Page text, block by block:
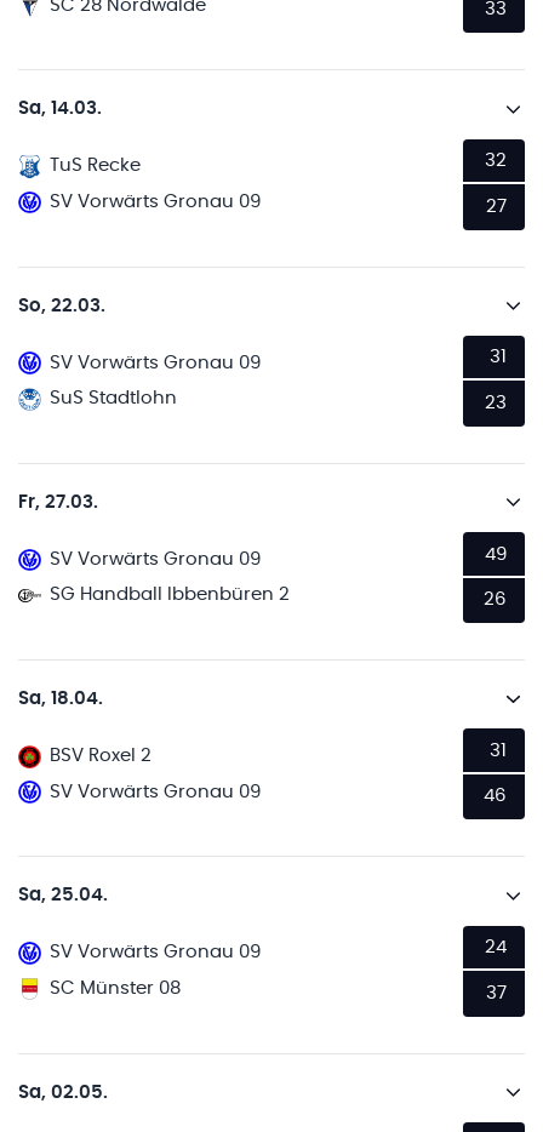
SC 28 Nordwalde
33
Sa, 14.03.
TuS Recke
SV Vorwärts Gronau 09
32
27
So, 22.03.
SV Vorwärts Gronau 09
SuS Stadtlohn
31
23
Fr, 27.03.
SV Vorwärts Gronau 09
SG Handball Ibbenbüren 2
49
26
Sa, 18.04.
BSV Roxel 2
SV Vorwärts Gronau 09
31
46
Sa, 25.04.
SV Vorwärts Gronau 09
SC Münster 08
24
37
Sa, 02.05.